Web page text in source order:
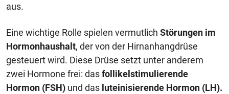
aus.
Eine wichtige Rolle spielen vermutlich Störungen im
Hormonhaushalt, der von der Hirnanhangdrüse
gesteuert wird. Diese Drüse setzt unter anderem
zwei Hormone frei: dasfollikelstimulierende
Hormon (FSH) und das luteinisierende Hormon (LH).